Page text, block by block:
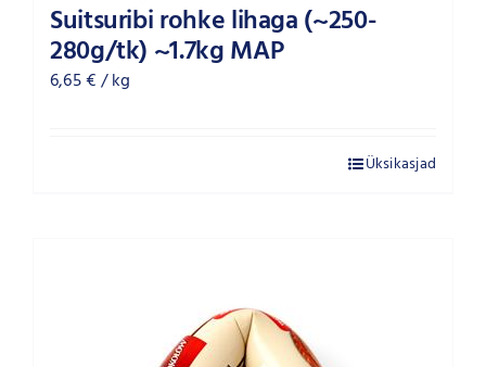
Suitsuribi rohke lihaga (~250-
280g/tk) ~1.7kg MAP
6,65€/ kg
Üksikasjad